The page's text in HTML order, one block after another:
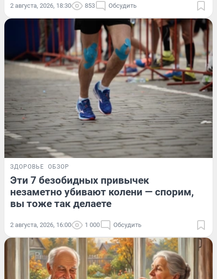
2 августа, 2026, 18:30 853 Обсудить
ЗДОРОВЬЕ ОБЗОР
Эти 7 безобидных привычек
незаметно убивают колени — спорим,
вы тоже так делаете
2 августа, 2026, 16:00 1 000 Обсудить